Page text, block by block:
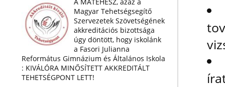
Magyar Tehetségsegítő
Szervezetek Szövetségének
akkreditációs bizottsága
úgy döntött, hogy iskolánk
a Fasori Julianna
Református Gimnázium és Általános Iskola
: KIVÁLÓRA MINŐSÍTETT AKKREDITÁLT
TEHETSÉGPONT LETT!